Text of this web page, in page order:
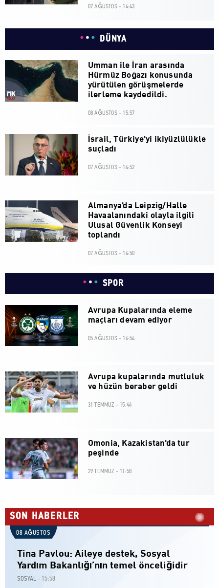
07 AĞUSTOS - 14:43
DÜNYA
Umman ile İran arasında
Hürmüz Boğazı konusunda
yürütülen görüşmelerde
ilerleme kaydedildi.
08 AĞUSTOS - 15:57
İsrail, Türkiye'yi ikiyüzlülükle
suçladı
07 AĞUSTOS - 14:52
Almanya'da Leipzig/Halle
Havaalanındaki olayla ilgili
Ulusal Güvenlik Konseyi
toplandı
07 AĞUSTOS - 14:50
SPOR
Avrupa Kupalarında eleme
maçları devam ediyor
05 AĞUSTOS - 16:54
Avrupa kupalarında mutluluk
ve hüzün beraber geldi
31 TEMMUZ - 15:44
Omonia, Kazakistan'da tur
peşinde
29 TEMMUZ - 11:58
SON HABERLER
08 AĞUSTOS
Tina Pavlou: Aileye destek, Sosyal
Yardım Bakanlığı’nın temel önceliğidir
SOSYAL - 15:58